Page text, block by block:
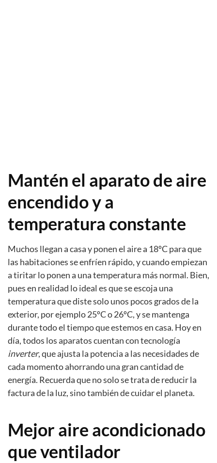
Mantén el aparato de aire
encendido y a
temperatura constante
Muchos llegan a casa y ponen el aire a 18ºC para que
las habitaciones se enfríen rápido, y cuando empiezan
a tiritar lo ponen a una temperatura más normal. Bien,
pues en realidad lo ideal es que se escoja una
temperatura que diste solo unos pocos grados de la
exterior, por ejemplo 25ºC o 26ºC, y se mantenga
durante todo el tiempo que estemos en casa. Hoy en
día, todos los aparatos cuentan con tecnología
inverter, que ajusta la potencia a las necesidades de
cada momento ahorrando una gran cantidad de
energía. Recuerda que no solo se trata de reducir la
factura de la luz, sino también de cuidar el planeta.
Mejor aire acondicionado
que ventilador